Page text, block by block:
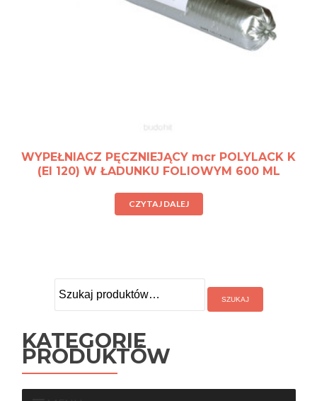
WYPEŁNIACZ PĘCZNIEJĄCY mcr POLYLACK K
(EI 120) W ŁADUNKU FOLIOWYM 600 ML
CZYTAJ DALEJ
KATEGORIE
PRODUKTÓW